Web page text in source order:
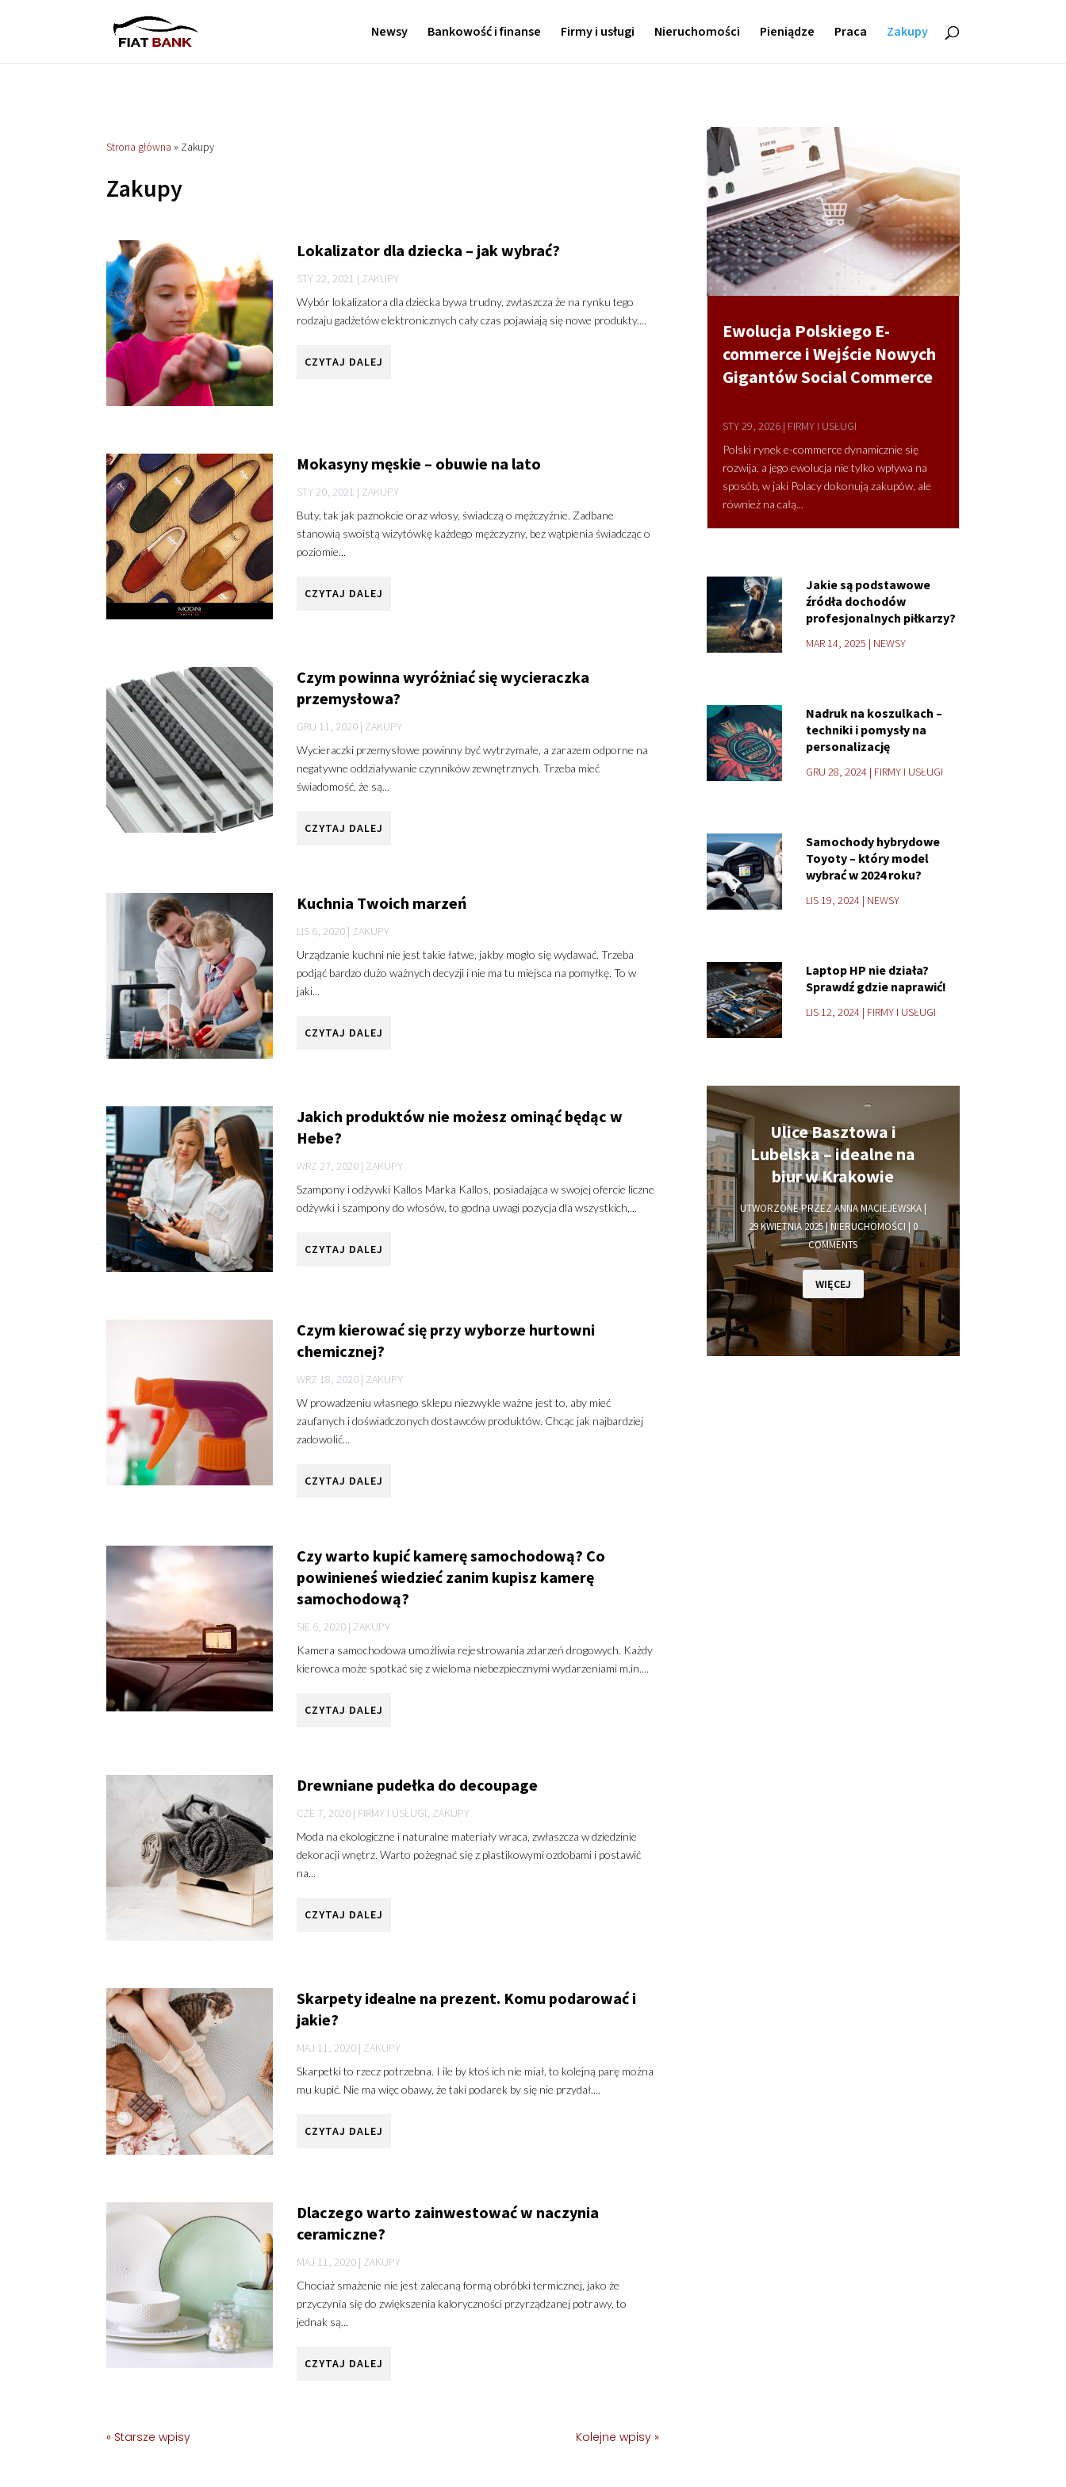
Newsy Bankowość i finanse Firmy i usługi Nieruchomości Pieniądze Praca Zakupy
Strona główna » Zakupy
Zakupy
Lokalizator dla dziecka – jak wybrać?
STY 22, 2021 | ZAKUPY
Wybór lokalizatora dla dziecka bywa trudny, zwłaszcza że na rynku tego
rodzaju gadżetów elektronicznych cały czas pojawiają się nowe produkty....
CZYTAJ DALEJ
Mokasyny męskie – obuwie na lato
STY 20, 2021 | ZAKUPY
Buty, tak jak paznokcie oraz włosy, świadczą o mężczyźnie. Zadbane
stanowią swoistą wizytówkę każdego mężczyzny, bez wątpienia świadcząc o
poziomie...
CZYTAJ DALEJ
Czym powinna wyróżniać się wycieraczka
przemysłowa?
GRU 11, 2020| ZAKUPY
Wycieraczki przemysłowe powinny być wytrzymałe, a zarazem odporne na
negatywne oddziaływanie czynników zewnętrznych. Trzeba mieć
świadomość, że są...
CZYTAJ DALEJ
Kuchnia Twoich marzeń
LIS 6, 2020| ZAKUPY
Urządzanie kuchni nie jest takie łatwe, jakby mogło się wydawać. Trzeba
podjąć bardzo dużo ważnych decyzji i nie ma tu miejsca na pomyłkę. To w
jaki...
CZYTAJ DALEJ
Jakich produktów nie możesz ominąć będąc w
Hebe?
WRZ 27, 2020| ZAKUPY
Szampony i odżywki Kallos Marka Kallos, posiadająca w swojej ofercie liczne
odżywki i szampony do włosów, to godna uwagi pozycja dla wszystkich,...
CZYTAJ DALEJ
Czym kierować się przy wyborze hurtowni
chemicznej?
WRZ 18, 2020| ZAKUPY
W prowadzeniu własnego sklepu niezwykle ważne jest to, aby mieć
zaufanych i doświadczonych dostawców produktów. Chcąc jak najbardziej
zadowolić...
CZYTAJ DALEJ
Czy warto kupić kamerę samochodową? Co
powinieneś wiedzieć zanim kupisz kamerę
samochodową?
SIE 6, 2020| ZAKUPY
Kamera samochodowa umożliwia rejestrowania zdarzeń drogowych. Każdy
kierowca może spotkać się z wieloma niebezpiecznymi wydarzeniami m.in....
CZYTAJ DALEJ
Drewniane pudełka do decoupage
CZE 7, 2020| FIRMY I USŁUGI, ZAKUPY
Moda na ekologiczne i naturalne materiały wraca, zwłaszcza w dziedzinie
dekoracji wnętrz. Warto pożegnać się z plastikowymi ozdobami i postawić
na...
CZYTAJ DALEJ
Skarpety idealne na prezent. Komu podarować i
jakie?
MAJ 11, 2020| ZAKUPY
Skarpetki to rzecz potrzebna. I ile by ktoś ich nie miał, to kolejną parę można
mu kupić. Nie ma więc obawy, że taki podarek by się nie przydał....
CZYTAJ DALEJ
Dlaczego warto zainwestować w naczynia
ceramiczne?
MAJ 11, 2020| ZAKUPY
Chociaż smażenie nie jest zalecaną formą obróbki termicznej, jako że
przyczynia się do zwiększenia kaloryczności przyrządzanej potrawy, to
jednak są...
CZYTAJ DALEJ
« Starsze wpisy Kolejne wpisy »
Ewolucja Polskiego E-
commerce i Wejście Nowych
Gigantów Social Commerce
STY 29, 2026| FIRMY I USŁUGI
Polski rynek e-commerce dynamicznie się
rozwija, a jego ewolucja nie tylko wpływa na
sposób, w jaki Polacy dokonują zakupów, ale
również na całą...
Jakie są podstawowe
źródła dochodów
profesjonalnych piłkarzy?
MAR 14, 2025 | NEWSY
Nadruk na koszulkach –
techniki i pomysły na
personalizację
GRU 28, 2024 | FIRMY I USŁUGI
Samochody hybrydowe
Toyoty – który model
wybrać w 2024 roku?
LIS 19, 2024 | NEWSY
Laptop HP nie działa?
Sprawdź gdzie naprawić!
LIS 12, 2024 | FIRMY I USŁUGI
Ulice Basztowa i
Lubelska – idealne na
biur w Krakowie
UTWORZONE PRZEZ ANNA MACIEJEWSKA|
29 KWIETNIA 2025|NIERUCHOMOŚCI | 0
COMMENTS
WIĘCEJ